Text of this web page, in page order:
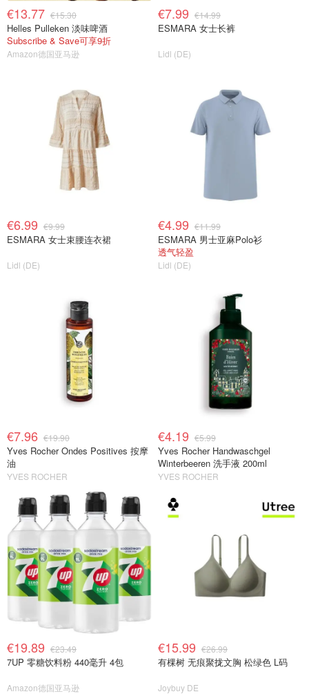
€13.77 €15.30
Helles Pulleken 淡味啤酒
Subscribe & Save可享9折
Amazon德国亚马逊
€7.99 €14.99
ESMARA 女士长裤
Lidl (DE)
€6.99 €9.99
ESMARA 女士束腰连衣裙
Lidl (DE)
€4.99 €11.99
ESMARA 男士亚麻Polo衫
透气轻盈
Lidl (DE)
€7.96 €19.90
Yves Rocher Ondes Positives 按摩
油
YVES ROCHER
€4.19 €5.99
Yves Rocher Handwaschgel
Winterbeeren 洗手液 200ml
YVES ROCHER
€19.89 €23.49
7UP 零糖饮料粉 440毫升 4包
Amazon德国亚马逊
€15.99 €26.99
有棵树 无痕聚拢文胸 松绿色 L码
Joybuy DE